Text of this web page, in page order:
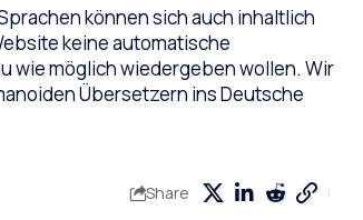
können sich auch inhaltlich
keine automatische
wie möglich wiedergeben wollen. Wir
Übersetzern ins Deutsche
Share